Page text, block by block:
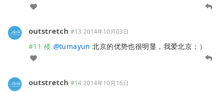
outstretch #13 2014年10月03日
#11 楼 @tumayun 北京的优势也很明显，我爱北京：）
outstretch #14 2014年10月16日